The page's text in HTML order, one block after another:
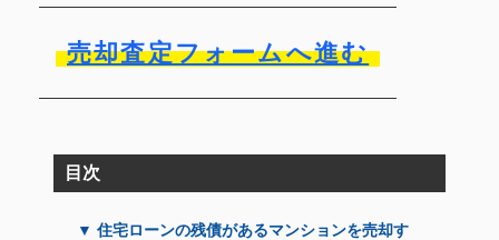
売却査定フォームへ進む
目次
▼ 住宅ローンの残債があるマンションを売却す